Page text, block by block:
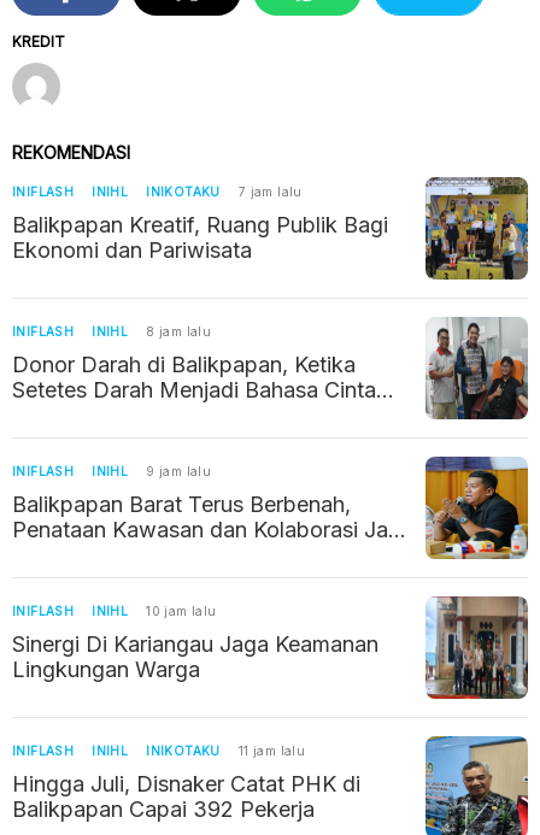
KREDIT
REKOMENDASI
INIFLASH INIHL INIKOTAKU 7 jam lalu
Balikpapan Kreatif, Ruang Publik Bagi
Ekonomi dan Pariwisata
INIFLASH INIHL 8 jam lalu
Donor Darah di Balikpapan, Ketika
Setetes Darah Menjadi Bahasa Cinta
INIFLASH INIHL 9 jam lalu
Balikpapan Barat Terus Berbenah,
Penataan Kawasan dan Kolaborasi Jadi
INIFLASH INIHL 10 jam lalu
Sinergi Di Kariangau Jaga Keamanan
Lingkungan Warga
INIFLASH INIHL INIKOTAKU 11 jam lalu
Hingga Juli, Disnaker Catat PHK di
Balikpapan Capai 392 Pekerja